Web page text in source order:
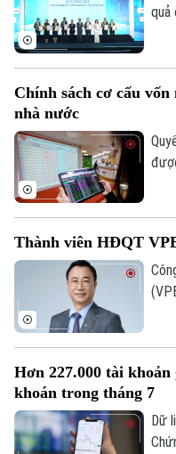
Hà Nội
Chính trị
Xã hội
An ninh trật tự
Công nghệ
Hà Nội
Người Hà Nội
Khoảnh khắc Hà Nội
Ẩm thực
Thế giới
Tin tức
Quân sự
Hồ sơ
Kinh tế
Tin tức
Tài chính Ngân hàng
Doanh nghiệp
Nhà đất
Tin tức
Căn hộ
Kinh nghiệm
Tàu và Xe
Tàu
Xe máy
Thị trường
Đánh giá
Tin tức
Tuyển sinh
Hướng nghiệp
Tin tức
Làng nghề
Sức khỏe
Y tế
Thể thao
quả
trên
Chính sách cơ cấu
nhà nước
đưa
Thành viên HĐQT
Hơn 227.000 tài
khoán trong tháng 7
Dữ